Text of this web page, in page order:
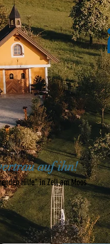
auf ihn!
Hilfe" in Zell am Moos